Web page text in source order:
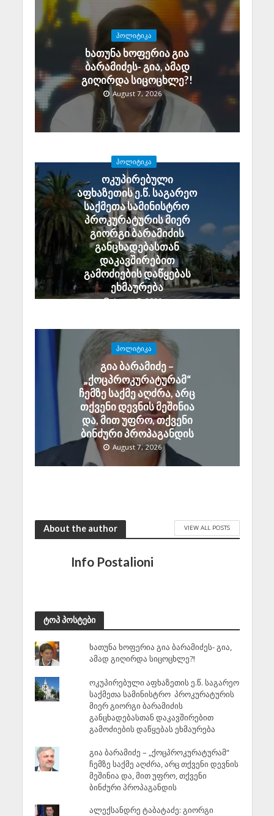
ᲞᲝᲚᲘᲢᲘᲙᲐ
ხათუნა ხოფერია გია
ბარამიძეს- გია, ამად
გიღირდა სიცოცხლე?!
August 7, 2026
ᲞᲝᲚᲘᲢᲘᲙᲐ
ოკუპირებული
აფხაზეთის ე.წ. საგარეო
საქმეთა სამინისტრო
პროკურატურის მიერ
გიორგი ბარამიძის
განცხადებასთან
დაკავშირებით
გამოძიების დაწყებას
ეხმაურება
August 7, 2026
ᲞᲝᲚᲘᲢᲘᲙᲐ
გია ბარამიძე –
„ქოცპროკურატურამ“
ჩემზე საქმე აღძრა, არც
თქვენი დევნის მეშინია
და, მით უფრო, თქვენი
ბინძური პროპაგანდის
August 7, 2026
About the author VIEW ALL POSTS
Info Postalioni
ტოპ პოსტები
ხათუნა ხოფერია გია ბარამიძეს- გია,
ამად გიღირდა სიცოცხლე?!
ოკუპირებული აფხაზეთის ე.წ. საგარეო
საქმეთა სამინისტრო პროკურატურის
მიერ გიორგი ბარამიძის
განცხადებასთან დაკავშირებით
გამოძიების დაწყებას ეხმაურება
გია ბარამიძე – „ქოცპროკურატურამ“
ჩემზე საქმე აღძრა, არც თქვენი დევნის
მეშინია და, მით უფრო, თქვენი
ბინძური პროპაგანდის
ალექსანდრე ტაბატაძე: გიორგი